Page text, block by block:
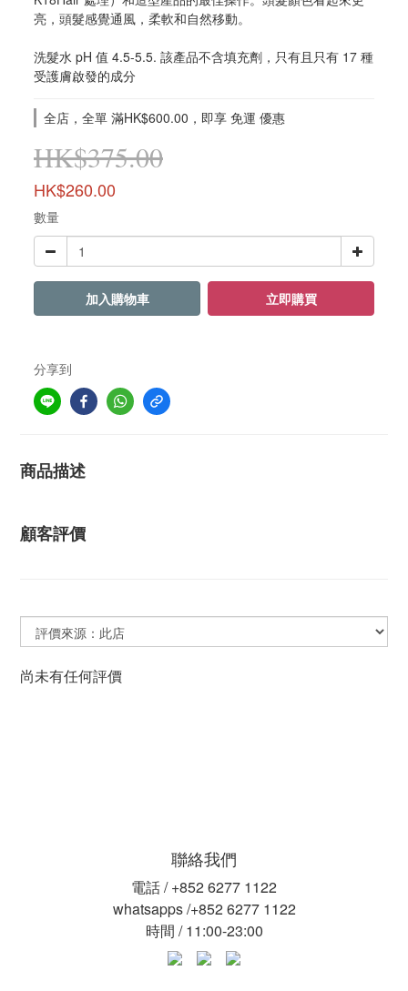
亮，頭髮感覺通風，柔軟和自然移動。
洗髮水 pH 值 4.5-5.5. 該產品不含填充劑，只有且只有 17 種
受護膚啟發的成分
全店，全單 滿HK$600.00，即享 免運 優惠
HK$375.00
HK$260.00
數量
加入購物車 立即購買
分享到
商品描述
顧客評價
尚未有任何評價
聯絡我們
電話 / +852 6277 1122
whatsapps /+852 6277 1122
時間 / 11:00-23:00